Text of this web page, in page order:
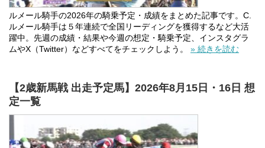
ルメール騎手の2026年の騎乗予定・成績をまとめた記事です。C.
ルメール騎手は５年連続で全国リーディングを獲得するなど大活
躍中。先週の成績・結果や今週の想定・騎乗予定、インスタグラ
ムやX（Twitter）などすべてをチェックしよう。 » 続きを読む
【2歳新馬戦 出走予定馬】2026年8月15日・16日 想
定一覧